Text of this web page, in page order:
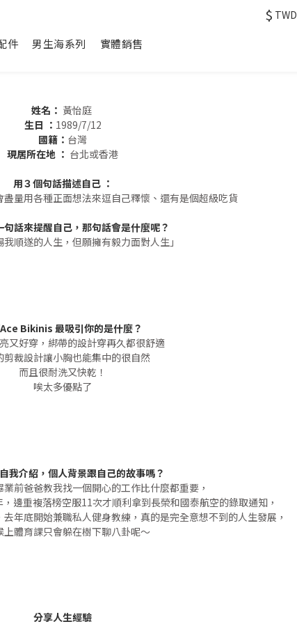
$ TWD
件 男生海系列 實體銷售
姓名： 黃怡庭
生日 ： 1989/7/12
國籍： 台灣
現居所在地 ： 台北或香港
用３個句話描述自己 ：
量用各種正面想法來逗自己釋懷、還有是個超級吃貨
句話來提醒自己，那句話會是什麼呢？
我順遂的人生，但願擁有毅力面對人生」
Bikinis 最吸引你的是什麼？
又好穿，綁帶的設計穿再久都很舒適
剪裁設計讓小胸也能集中的很自然
而且很耐洗又快乾！
唉太多優點了
我介紹，個人背景跟自己的故事嗎？
前爸爸教我找一個開心的工作比什麼都重要，
邊重複落榜空服11次才順利拿到長榮和國泰航空的錄取通知，
年底開始兼職私人健身教練，真的是完全意想不到的人生發展，
上體育課只會躲在樹下聊八卦呢～
分享人生經驗